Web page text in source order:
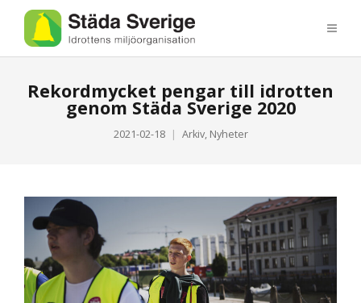
Rekordmycket pengar till idrotten
genom Städa Sverige 2020
2021-02-18 Arkiv, Nyheter